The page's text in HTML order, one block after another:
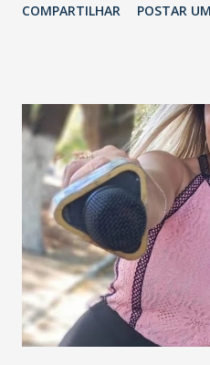
ASSENTAMENTO PAPEL):
Benedito (Posto SEDE): 39
SANTO ANTÔNIO): 39 mm.
Guaramiranga (Posto SEDE)
COMPARTILHAR POSTAR